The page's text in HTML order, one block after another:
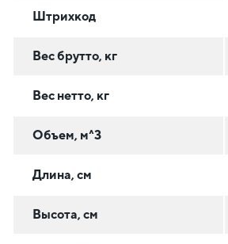
Штрихкод
Вес брутто, кг
Вес нетто, кг
Объем, м^3
Длина, см
Высота, см